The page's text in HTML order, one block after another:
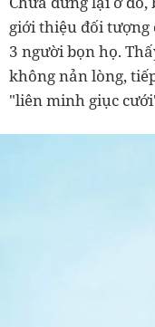
giới thiệu đối
3 người bọn họ.
không nản lòng,
"liên minh giục